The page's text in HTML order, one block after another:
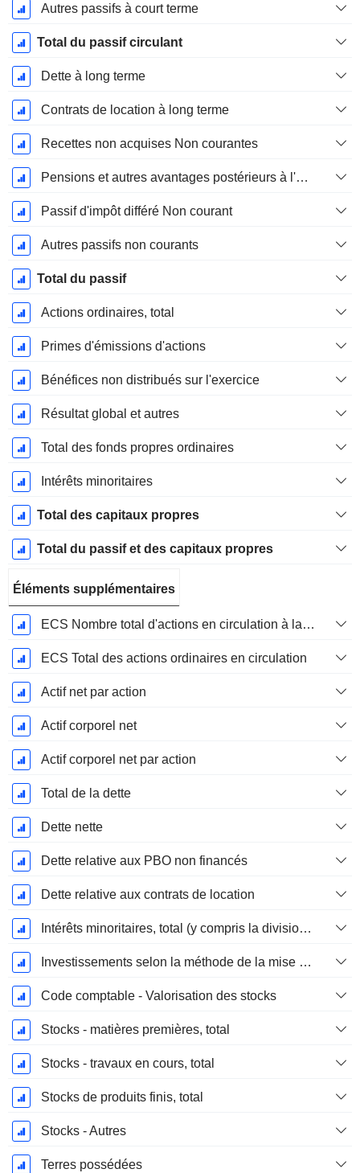
Autres passifs à court terme
Total du passif circulant
Dette à long terme
Contrats de location à long terme
Recettes non acquises Non courantes
Pensions et autres avantages postérieurs à l'emploi
Passif d'impôt différé Non courant
Autres passifs non courants
Total du passif
Actions ordinaires, total
Primes d'émissions d'actions
Bénéfices non distribués sur l'exercice
Résultat global et autres
Total des fonds propres ordinaires
Intérêts minoritaires
Total des capitaux propres
Total du passif et des capitaux propres
Éléments supplémentaires
ECS Nombre total d'actions en circulation à la date de dépôt
ECS Total des actions ordinaires en circulation
Actif net par action
Actif corporel net
Actif corporel net par action
Total de la dette
Dette nette
Dette relative aux PBO non financés
Dette relative aux contrats de location
Intérêts minoritaires, total (y compris la division financière)
Investissements selon la méthode de la mise en équivalence, total
Code comptable - Valorisation des stocks
Stocks - matières premières, total
Stocks - travaux en cours, total
Stocks de produits finis, total
Stocks - Autres
Terres possédées